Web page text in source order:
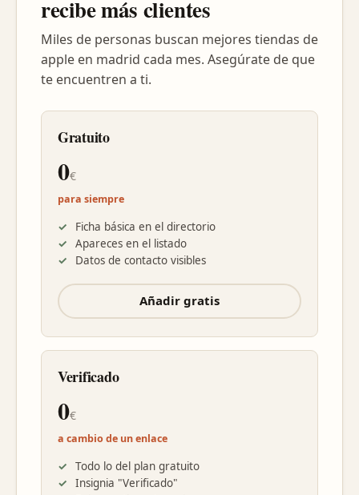
recibe más clientes
Miles de personas buscan mejores tiendas de
apple en madrid cada mes. Asegúrate de que
te encuentren a ti.
Gratuito
0€
para siempre
Ficha básica en el directorio
Apareces en el listado
Datos de contacto visibles
Añadir gratis
Verificado
0€
a cambio de un enlace
Todo lo del plan gratuito
Insignia "Verificado"